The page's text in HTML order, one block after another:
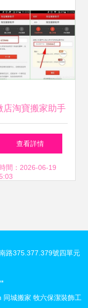
店淘寶搬家助手
怎么用？同城搬家
全攻略
查看詳情
間：2026-06-19
路375.377.379號四單元
同城搬家 牧六保潔裝飾工